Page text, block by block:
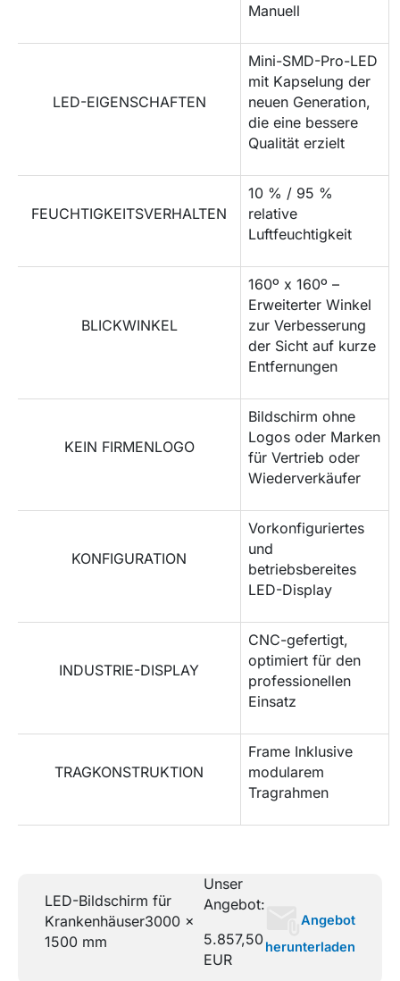
Manuell
LED-EIGENSCHAFTEN
Mini-SMD-Pro-LED
mit Kapselung der
neuen Generation,
die eine bessere
Qualität erzielt
FEUCHTIGKEITSVERHALTEN
10 % / 95 %
relative
Luftfeuchtigkeit
BLICKWINKEL
160º x 160º –
Erweiterter Winkel
zur Verbesserung
der Sicht auf kurze
Entfernungen
KEIN FIRMENLOGO
Bildschirm ohne
Logos oder Marken
für Vertrieb oder
Wiederverkäufer
KONFIGURATION
Vorkonfiguriertes
und
betriebsbereites
LED-Display
INDUSTRIE-DISPLAY
CNC-gefertigt,
optimiert für den
professionellen
Einsatz
TRAGKONSTRUKTION
Frame Inklusive
modularem
Tragrahmen
LED-Bildschirm für
Krankenhäuser3000 x
1500 mm
Unser
Angebot:
5.857,50
EUR
Angebot
herunterladen